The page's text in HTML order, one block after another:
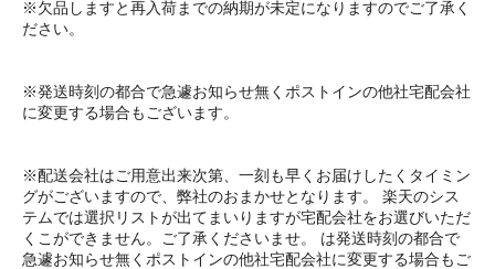
※欠品しますと再入荷までの納期が未定になりますのでご了承く
ださい。
※発送時刻の都合で急遽お知らせ無くポストインの他社宅配会社
に変更する場合もございます。
※配送会社はご用意出来次第、一刻も早くお届けしたくタイミン
グがございますので、弊社のおまかせとなります。 楽天のシス
テムでは選択リストが出てまいりますが宅配会社をお選びいただ
くこができません。ご了承くださいませ。 は発送時刻の都合で
急遽お知らせ無くポストインの他社宅配会社に変更する場合もご